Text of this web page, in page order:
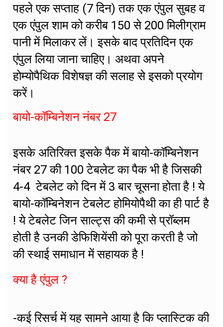
पहले एक सप्ताह (7 दिन) तक एक एंपुल सुबह व
एक एंपुल शाम को करीब 150 से 200 मिलीग्राम
पानी में मिलाकर लें। इसके बाद प्रतिदिन एक
एंपुल लिया जाना चाहिए। अथवा अपने
होम्योपैथिक विशेषज्ञ की सलाह से इसको प्रयोग
करें।
बायो-कॉम्बिनेशन नंबर 27
इसके अतिरिक्त इसके पैक में बायो-कॉम्बिनेशन
नंबर 27 की 100 टेबलेट का पैक भी है जिसकी
4-4 टेबलेट को दिन में 3 बार चूसना होता है ! ये
बायो-कॉम्बिनेशन टेबलेट होमियोपैथी का ही पार्ट है
! ये टेबलेट जिन साल्ट्स की कमी से प्रॉब्लम
होती है उनकी डेफिशियेंसी को पूरा करती है जो
की स्थाई समाधान में सहायक है !
क्या है एंपुल ?
-कई रिसर्च में यह सामने आया है कि प्लास्टिक की